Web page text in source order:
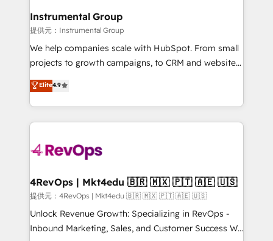
built for the work.
marketing campaigns, & RevOps frameworks that
fuel long-term success We connect the entire
customer lifecycle through seamless integrations,
ensure long-term adoption with change-
and service to drive sustainable growth With 6 key
HubSpot accreditations and experience across
teams has worked with clients just like you Let’s
explore whether S2 is the partner you’ve been
looking for...and get your next big initiative moving!
Instrumental Group
提供元：Instrumental Group
We help companies scale with HubSpot. From small
projects to growth campaigns, to CRM and websites.
Hire an agency that's experienced in every inch of
HubSpot and willing to work hand-in-hand with your
team to simplify the complex and build a better
experience for your team and customers.
Elite4.9
4RevOps | Mkt4edu 🇧🇷 🇲🇽 🇵🇹 🇦🇪 🇺🇸
提供元：4RevOps | Mkt4edu 🇧🇷 🇲🇽 🇵🇹 🇦🇪 🇺🇸
Unlock Revenue Growth: Specializing in RevOps -
Inbound Marketing, Sales, and Customer Success We